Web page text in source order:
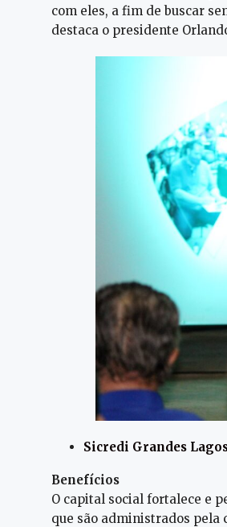
com eles, a fim de buscar
destaca o presidente
Sicredi Grandes
Benefícios
O capital social fortalece e
que são administrados pela